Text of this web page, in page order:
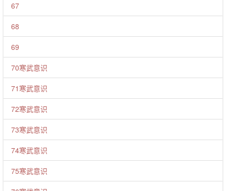
67
68
69
70寒武意识
71寒武意识
72寒武意识
73寒武意识
74寒武意识
75寒武意识